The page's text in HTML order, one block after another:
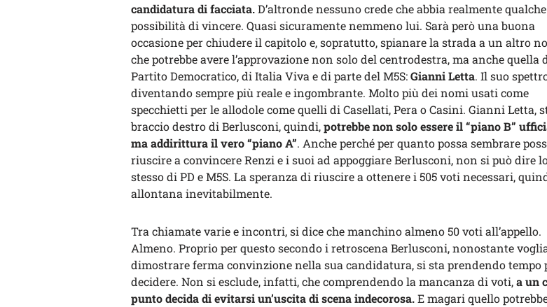
candidatura di facciata.D’altronde nessuno crede che abbia realmente qualche
possibilità di vincere. Quasi sicuramente nemmeno lui. Sarà però una buona
occasione per chiudere il capitolo e, sopratutto, spianare la strada a un altro
che potrebbe avere l’approvazione non solo del centrodestra, ma anche quella
Partito Democratico, di Italia Viva e di parte del M5S:Gianni Letta. Il suo
diventando sempre più reale e ingombrante. Molto più dei nomi usati come
specchietti per le allodole come quelli di Casellati, Pera o Casini. Gianni Letta,
braccio destro di Berlusconi, quindi,potrebbe non solo essere il “piano B”
ma addirittura il vero “piano A”. Anche perché per quanto possa sembrare
riuscire a convincere Renzi e i suoi ad appoggiare Berlusconi, non si può dire
stesso di PD e M5S. La speranza di riuscire a ottenere i 505 voti necessari,
allontana inevitabilmente.
Tra chiamate varie e incontri, si dice che manchino almeno 50 voti all’appello.
Almeno. Proprio per questo secondo i retroscena Berlusconi, nonostante
dimostrare ferma convinzione nella sua candidatura, si sta prendendo tempo
decidere. Non si esclude, infatti, che comprendendo la mancanza di voti,a un
punto decida di evitarsi un’uscita di scena indecorosa.E magari quello